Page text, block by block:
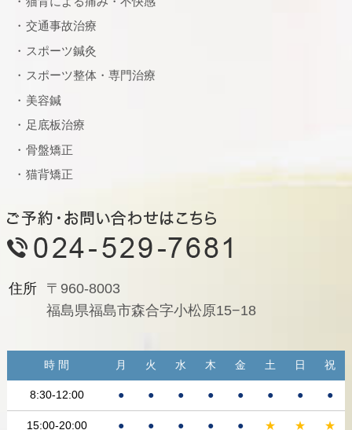
交通事故治療
スポーツ鍼灸
スポーツ整体・専門治療
美容鍼
足底板治療
骨盤矯正
猫背矯正
住所
〒960-8003
福島県福島市森合字小松原15−18
時 間 月 火 水 木 金 土 日 祝
8:30-12:00 ● ● ● ● ● ● ● ●
15:00-20:00 ● ● ● ● ● ★ ★ ★